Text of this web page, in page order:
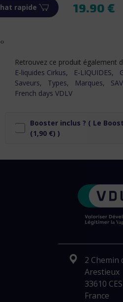
Prix
19.90 €
‹›
Retrouvez ce produit également
E-liquides Cirkus,
E-LIQUIDES,
Saveurs,
Types, Marques,
French days VDLV
Booster inclus ? ( Le
(1,90 €) )
2 Chemin
Arestieux
33610
France